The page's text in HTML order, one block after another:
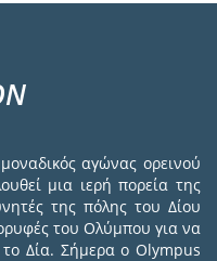
αγώνας ορεινού
μια ιερή πορεία της
της πόλης του Δίου
του Ολύμπου για να
Δία. Σήμερα ο Olympus